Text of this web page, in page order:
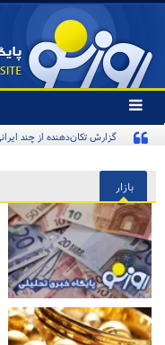
تغییر
وضعیت
منوی
ها
گزارش تکان‌دهنده از چند
بازار